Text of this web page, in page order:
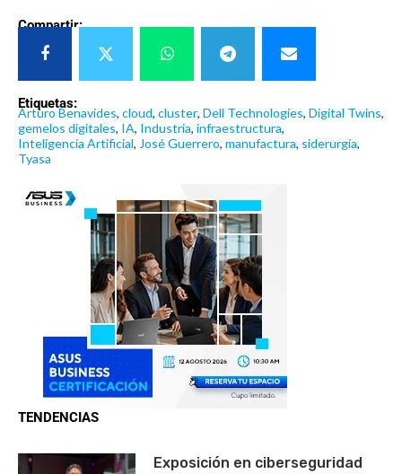
Compartir:
Etiquetas:
Arturo Benavides, cloud, cluster, Dell Technologies, Digital Twins,
gemelos digitales, IA, Industria, infraestructura,
Inteligencia Artificial, José Guerrero, manufactura, siderurgía,
Tyasa
TENDENCIAS
Exposición en ciberseguridad